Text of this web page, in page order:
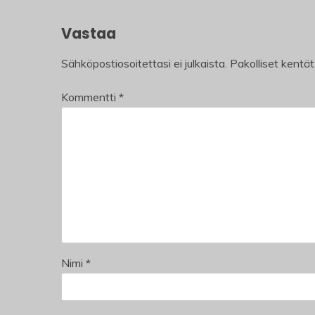
Vastaa
Sähköpostiosoitettasi ei julkaista. Pakolliset
Kommentti *
Nimi *